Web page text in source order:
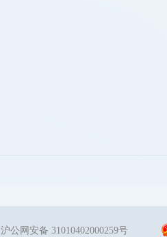
沪公网安备31010402000259号